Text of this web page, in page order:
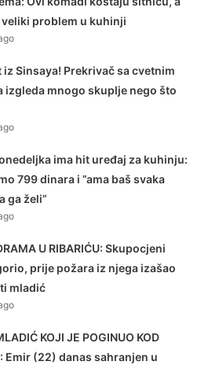
problem u kuhinji
iz Sinsaya! Prekrivač sa cvetnim
izgleda mnogo skuplje nego što
ima hit uređaj za kuhinju:
799 dinara i ”ama baš svaka
ga želi”
U RIBARIĆU: Skupocjeni
prije požara iz njega izašao
mladić
KOJI JE POGINUO KOD
Emir (22) danas sahranjen u